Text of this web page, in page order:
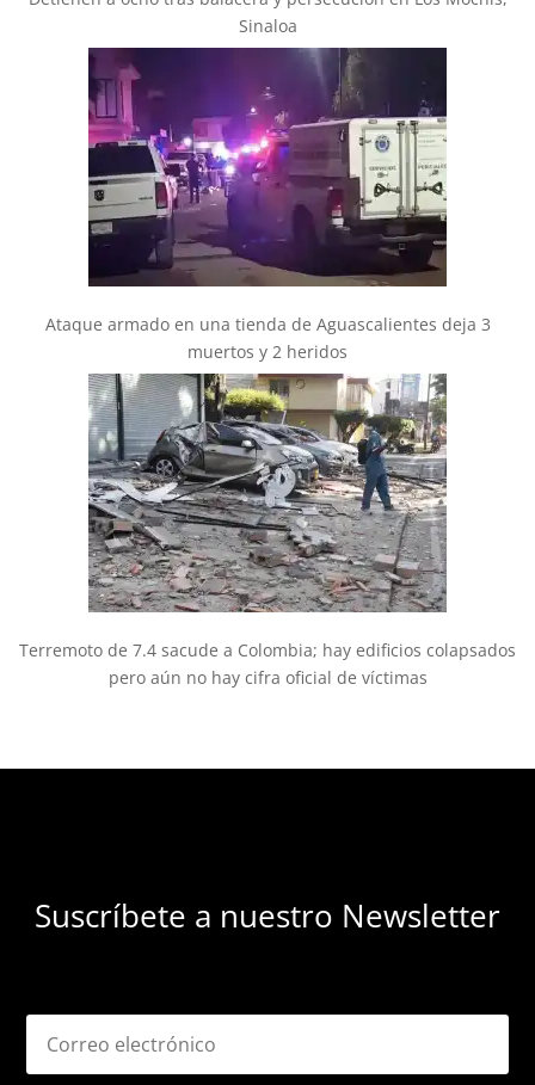
Sinaloa
Ataque armado en una tienda de Aguascalientes deja 3
muertos y 2 heridos
Terremoto de 7.4 sacude a Colombia; hay edificios colapsados
pero aún no hay cifra oficial de víctimas
Suscríbete a nuestro Newsletter